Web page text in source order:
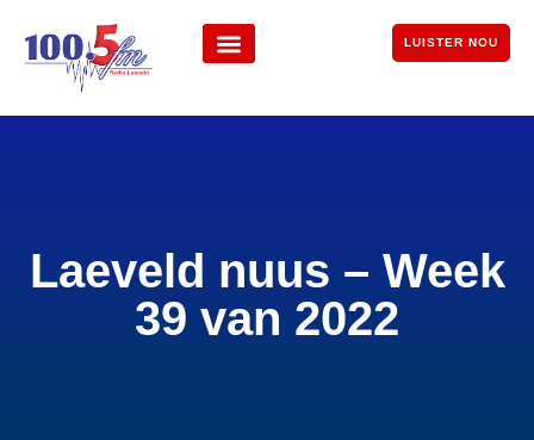
LUISTER NOU
Laeveld nuus – Week
39 van 2022